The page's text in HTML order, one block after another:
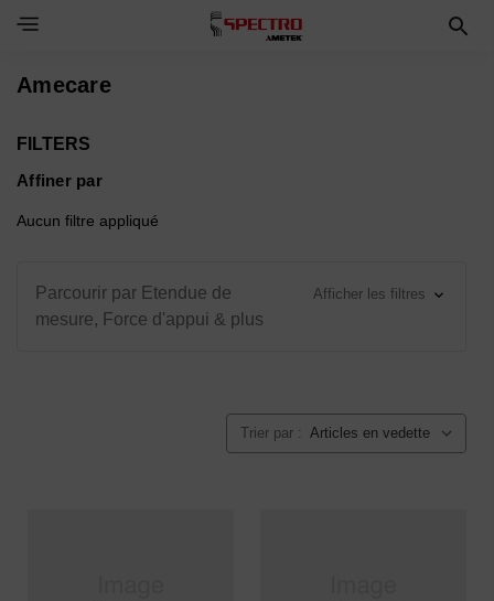
Toggle Navigation Menu
Amecare
FILTERS
Affiner par
Aucun filtre appliqué
Parcourir par Etendue de
mesure, Force d'appui & plus
Afficher les filtres
Trier par :